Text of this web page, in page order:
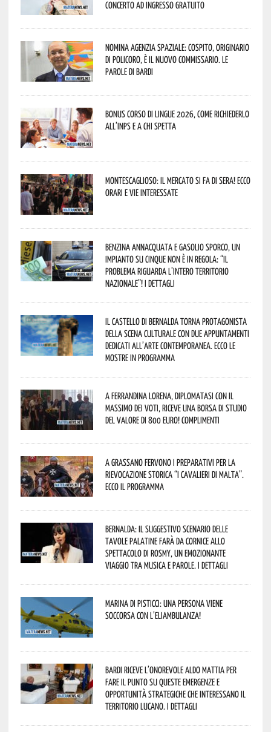
concerto ad ingresso gratuito
Nomina Agenzia Spaziale: Cospito, originario
di Policoro, è il nuovo commissario. Le
parole di Bardi
Bonus corso di lingue 2026, come richiederlo
all’INPS e a chi spetta
Montescaglioso: il mercato si fa di sera! Ecco
orari e vie interessate
Benzina annacquata e gasolio sporco, un
impianto su cinque non è in regola: “il
problema riguarda l’intero territorio
Nazionale”! I dettagli
Il Castello di Bernalda torna protagonista
della scena culturale con due appuntamenti
dedicati all’arte contemporanea. Ecco le
mostre in programma
A Ferrandina Lorena, diplomatasi con il
massimo dei voti, riceve una borsa di studio
del valore di 800 euro! Complimenti
A Grassano fervono i preparativi per la
Rievocazione Storica “I CAVALIERI DI MALTA”.
Ecco il programma
Bernalda: il suggestivo scenario delle
Tavole Palatine farà da cornice allo
spettacolo di Rosmy, un emozionante
viaggio tra musica e parole. I dettagli
Marina di Pisticci: una persona viene
soccorsa con l’eliambulanza!
Bardi riceve l’onorevole Aldo Mattia per
fare il punto su queste emergenze e
opportunità strategiche che interessano il
territorio lucano. I dettagli